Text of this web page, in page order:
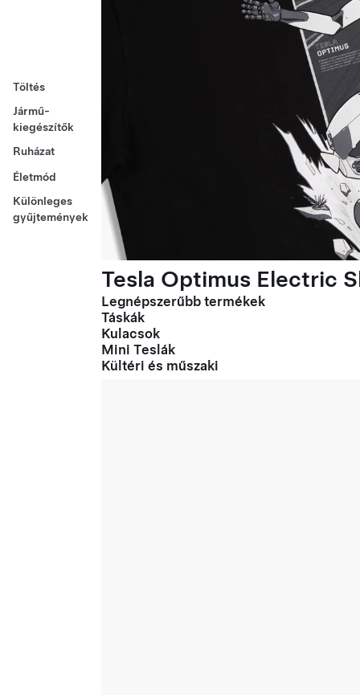
Töltés
Jármű-
kiegészítők
Ruházat
Életmód
Különleges
gyűjtemények
Tesla Optimus Electric
Legnépszerűbb termékek
Táskák
Kulacsok
Mini Teslák
Kültéri és műszaki